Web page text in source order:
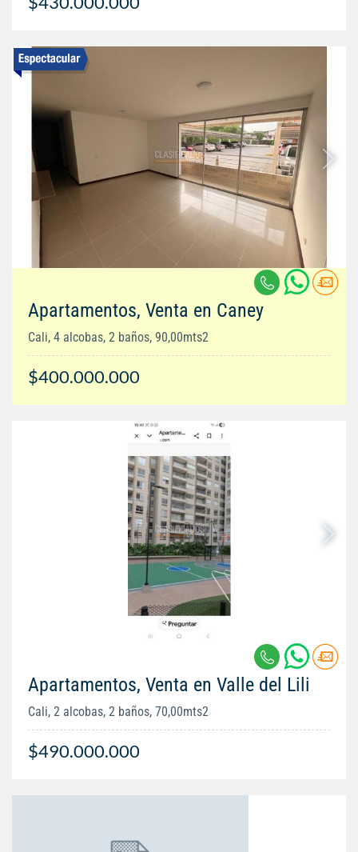
Apartamentos, Venta en Caney
Cali, 4 alcobas, 2 baños, 90,00mts2
$400.000.000
Apartamentos, Venta en Valle del Lili
Cali, 2 alcobas, 2 baños, 70,00mts2
$490.000.000